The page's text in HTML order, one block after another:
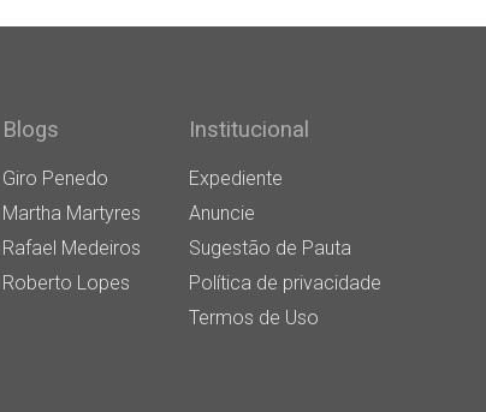
Blogs
Giro Penedo
Martha Martyres
Rafael Medeiros
Roberto Lopes
Institucional
Expediente
Anuncie
Sugestão de Pauta
Política de privacidade
Termos de Uso